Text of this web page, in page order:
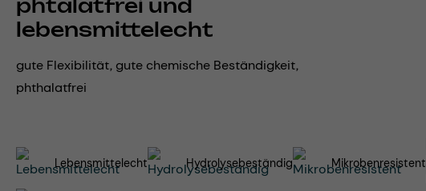
phtalatfrei und
lebensmittelecht
gute Flexibilität, gute chemische Beständigkeit,
phthalatfrei
Lebensmittelecht Hydrolysebeständig Mikrobenresistent